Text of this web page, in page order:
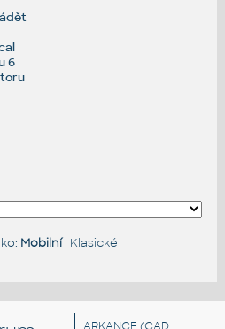
6
Mobilní| Klasické
ARKANCE (CAD